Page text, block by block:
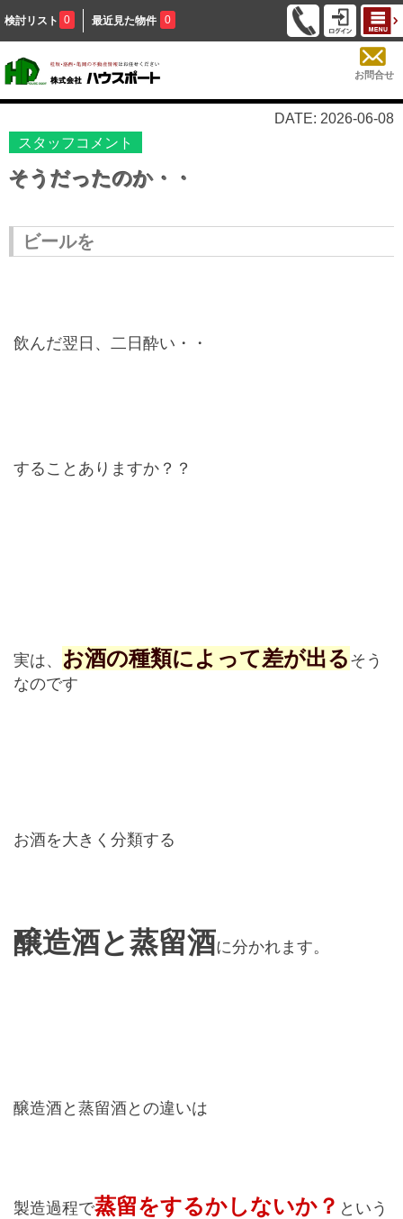
検討リスト 0 最近見た物件 0
お問合せ
DATE: 2026-06-08
スタッフコメント
そうだったのか・・
ビールを
飲んだ翌日、 二日酔い・・
することありますか？？
実は、 お酒の種類によって差が出る そう
なのです
お酒を大きく分類する
醸造酒と蒸留酒に分かれます。
醸造酒と蒸留酒との違いは
製造過程で蒸留をするかしないか？ という